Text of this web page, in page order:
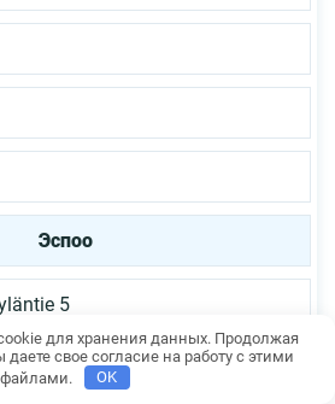
Эспоо
5
для хранения данных. Продолжая
свое согласие на работу с этими
файлами.
OK